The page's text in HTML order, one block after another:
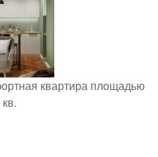
квартира площадью